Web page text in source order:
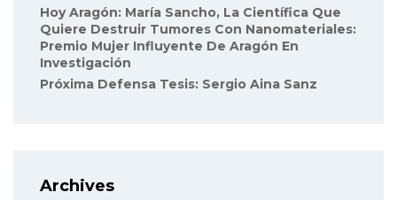
Hoy Aragón: María Sancho, La Científica Que
Quiere Destruir Tumores Con Nanomateriales:
Premio Mujer Influyente De Aragón En
Investigación
Próxima Defensa Tesis: Sergio Aina Sanz
Archives